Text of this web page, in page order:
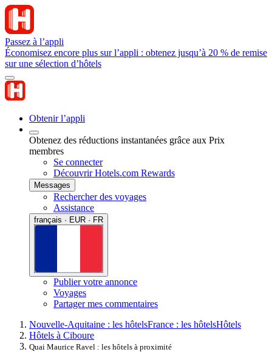
Passez à l’appli
Économisez encore plus sur l’appli : obtenez jusqu’à 20 % de remise
sur une sélection d’hôtels
Obtenir l’appli
Obtenez des réductions instantanées grâce aux Prix
membres
Se connecter
Découvrir Hotels.com Rewards
Messages
Rechercher des voyages
Assistance
français · EUR · FR
Publier votre annonce
Voyages
Partager mes commentaires
Nouvelle-Aquitaine : les hôtelsFrance : les hôtelsHôtels
Hôtels à Ciboure
Quai Maurice Ravel : les hôtels à proximité